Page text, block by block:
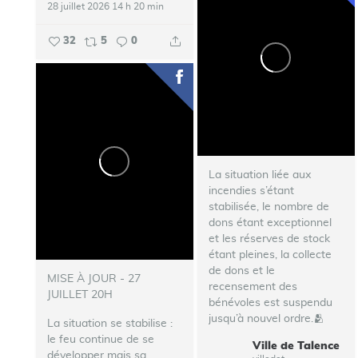
28 juillet 2026 14 h 20 min
32 5 0
La situation liée aux
incendies s’étant
stabilisée, le nombre de
dons étant exceptionnel
et les réserves de stock
étant pleines, la collecte
de dons et le
recensement des
bénévoles est suspendu
jusqu’à nouvel ordre.🫂
Ville de Talence
MISE À JOUR - 27
JUILLET 20H
La situation se stabilise :
le feu continue de se
développer mais sa